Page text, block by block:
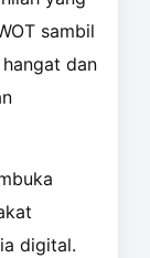
sambil
dan
digital.